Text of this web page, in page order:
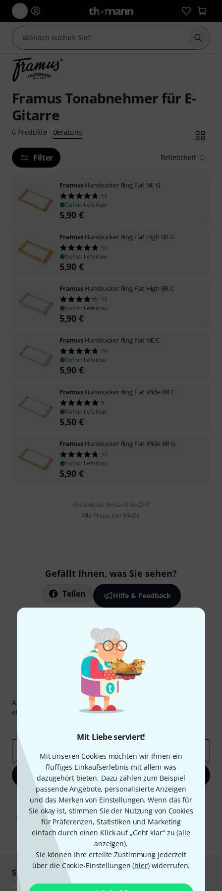
Mit Liebe serviert!
Mit unseren Cookies möchten wir Ihnen ein
fluffiges Einkaufserlebnis mit allem was
dazugehört bieten. Dazu zählen zum Beispiel
passende Angebote, personalisierte Anzeigen
und das Merken von Einstellungen. Wenn das für
Sie okay ist, stimmen Sie der Nutzung von Cookies
für Präferenzen, Statistiken und Marketing
einfach durch einen Klick auf „Geht klar“ zu (alle
anzeigen).
Sie können Ihre erteilte Zustimmung jederzeit
über die Cookie-Einstellungen (hier) widerrufen.
Suche
Framus Tonabnehmer für E-
Gitarre
6 Produkte · Beratung
Filter Beliebtheit
Framus Humbucker Ring Flat NE G
19
Sofort lieferbar
5,90 €
Framus Humbucker Ring Flat High BR G
13
Sofort lieferbar
5,90 €
Framus Humbucker Ring Flat High BR C
12
Sofort lieferbar
5,90 €
Framus Humbucker Ring Flat NE C
14
Sofort lieferbar
5,90 €
Framus Humbucker Ring Flat Wide BR C
9
Sofort lieferbar
5,50 €
Framus Humbucker Ring Flat Wide BR G
12
Sofort lieferbar
5,90 €
Kostenloser Versand ab 29 €
Alle Preise inkl. MwSt.
Gefällt Ihnen, was Sie sehen?
Teilen Hilfe & Feedback
Thomann Newsletter
Abonniere den Thomann Newsletter und gewinne mit
etwas Glück einen von50 Gutscheinen
E-Mail-Adresse
Jetzt anmelden
Mit Klick auf „Jetzt anmelden“ stimmen Sie dem Erhalt von E-Mail-
Werbung und einer Messung des E-Mail-Nutzungsverhaltens zu. Die
Abmeldung ist jederzeit möglich. Weitere Informationen finden Sie in
unserenDatenschutzhinweisen.
Sicher einkaufen & bezahlen